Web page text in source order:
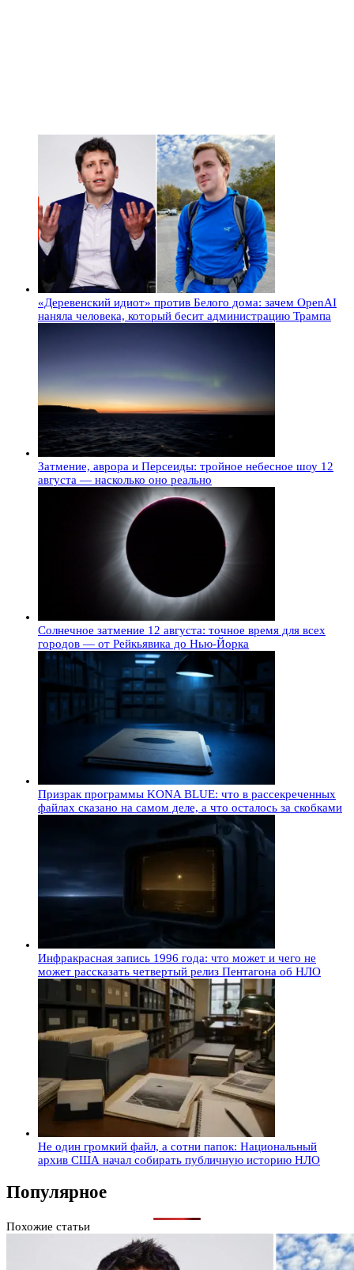
«Деревенский идиот» против Белого дома: зачем OpenAI
наняла человека, который бесит администрацию Трампа
Затмение, аврора и Персеиды: тройное небесное шоу 12
августа — насколько оно реально
Солнечное затмение 12 августа: точное время для всех
городов — от Рейкьявика до Нью-Йорка
Призрак программы KONA BLUE: что в рассекреченных
файлах сказано на самом деле, а что осталось за скобками
Инфракрасная запись 1996 года: что может и чего не
может рассказать четвертый релиз Пентагона об НЛО
Не один громкий файл, а сотни папок: Национальный
архив США начал собирать публичную историю НЛО
Популярное
Похожие статьи